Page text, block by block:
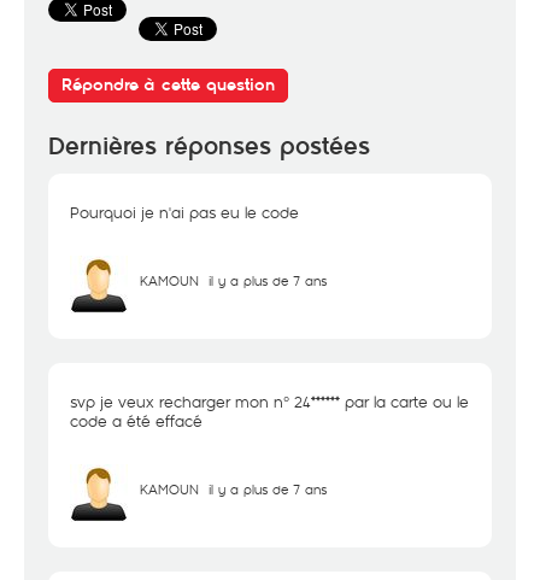
Répondre à cette question
Dernières réponses postées
Pourquoi je n'ai pas eu le code
KAMOUN il y a plus de 7 ans
svp je veux recharger mon n° 24****** par la carte ou le
code a été effacé
KAMOUN il y a plus de 7 ans